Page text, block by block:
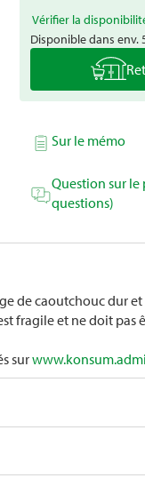
Vérifier la
Disponible dans env.
Sur le mémo
Question sur
questions)
de caoutchouc dur
fragile et ne doit pas
sur